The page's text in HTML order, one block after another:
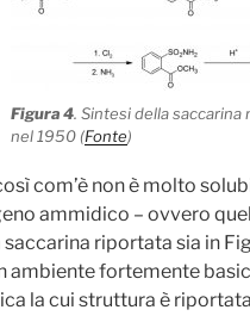
Figura 4. Sintesi della saccarina
nel 1950 (Fonte)
com’è non è molto
ammidico – ovvero
riportata sia in
ambiente fortemente
la cui struttura è